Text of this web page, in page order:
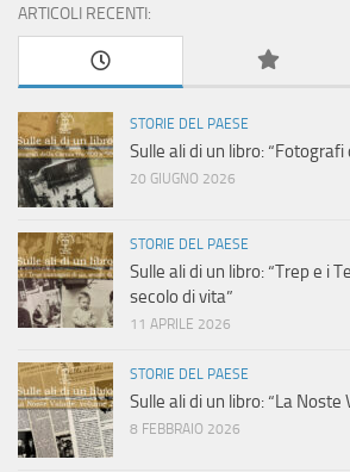
ARTICOLI RECENTI:
STORIE DEL PAESE
Sulle ali di un libro: “Fotografi
20 GIUGNO 2026
STORIE DEL PAESE
Sulle ali di un libro: “Trep e i
secolo di vita”
11 APRILE 2026
STORIE DEL PAESE
Sulle ali di un libro: “La Noste
8 FEBBRAIO 2026